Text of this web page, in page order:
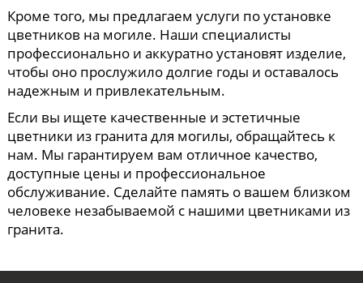
Кроме того, мы предлагаем услуги по установке
цветников на могиле. Наши специалисты
профессионально и аккуратно установят изделие,
чтобы оно прослужило долгие годы и оставалось
надежным и привлекательным.
Если вы ищете качественные и эстетичные
цветники из гранита для могилы, обращайтесь к
нам. Мы гарантируем вам отличное качество,
доступные цены и профессиональное
обслуживание. Сделайте память о вашем близком
человеке незабываемой с нашими цветниками из
гранита.